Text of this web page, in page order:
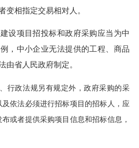
变相指定交易相对人。
项目招投标和政府采购应当为中
，中小企业无法提供的工程、商品
由省人民政府制定。
行政法规另有规定外，政府采购的采
依法必须进行招标项目的招标人，应
或者提供采购项目信息和招标信息，